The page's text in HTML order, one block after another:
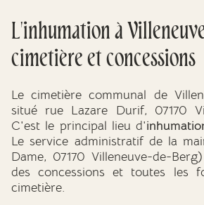
L'inhumation à
cimetière et concessions
Le cimetière communal de
situé rue Lazare Durif, 07170
C'est le principal lieu d'
Le service administratif de la
Dame, 07170 Villeneuve-de-
des concessions et toutes les
cimetière.